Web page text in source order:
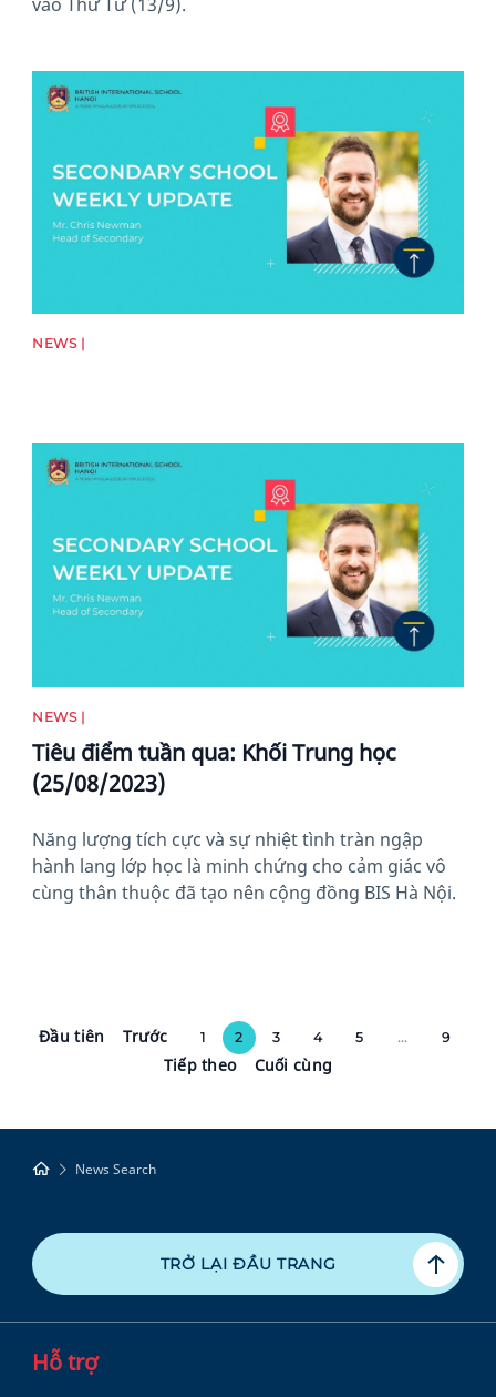
News image
NEWS |
News image
NEWS |
Tiêu điểm tuần qua: Khối Trung học
(25/08/2023)
Năng lượng tích cực và sự nhiệt tình tràn ngập
hành lang lớp học là minh chứng cho cảm giác vô
cùng thân thuộc đã tạo nên cộng đồng BIS Hà Nội.
Đầu tiên Trước 1 2 3 4 5 ... 9
Tiếp theo Cuối cùng
News Search
TRỞ LẠI ĐẦU TRANG
Hỗ trợ